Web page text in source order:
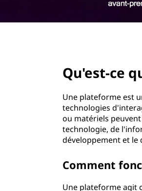
a
Qu'est-ce
Une plateforme est
technologies
ou matériels
technologie, de
développement et le
Comment
Une plateforme agit